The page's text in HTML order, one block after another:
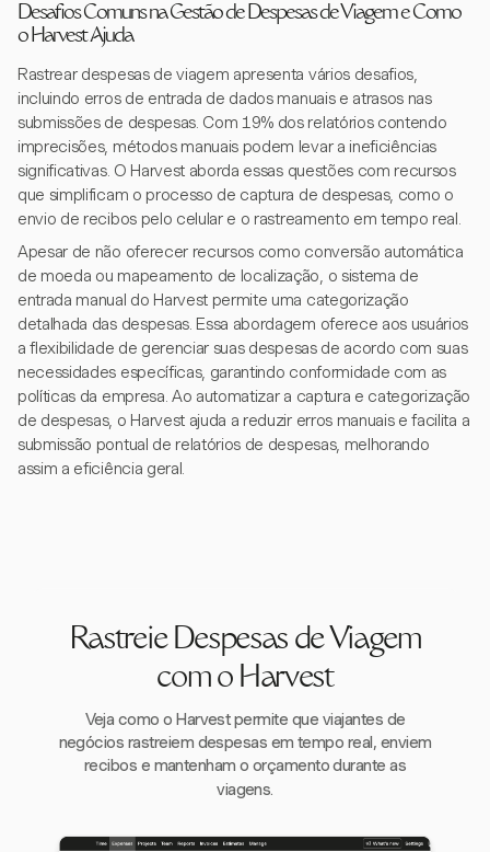
Desafios Comuns na Gestão de Despesas de Viagem e Como
o Harvest Ajuda
Rastrear despesas de viagem apresenta vários desafios,
incluindo erros de entrada de dados manuais e atrasos nas
submissões de despesas. Com 19% dos relatórios contendo
imprecisões, métodos manuais podem levar a ineficiências
significativas. O Harvest aborda essas questões com recursos
que simplificam o processo de captura de despesas, como o
envio de recibos pelo celular e o rastreamento em tempo real.
Apesar de não oferecer recursos como conversão automática
de moeda ou mapeamento de localização, o sistema de
entrada manual do Harvest permite uma categorização
detalhada das despesas. Essa abordagem oferece aos usuários
a flexibilidade de gerenciar suas despesas de acordo com suas
necessidades específicas, garantindo conformidade com as
políticas da empresa. Ao automatizar a captura e categorização
de despesas, o Harvest ajuda a reduzir erros manuais e facilita a
submissão pontual de relatórios de despesas, melhorando
assim a eficiência geral.
Rastreie Despesas de Viagem
com o Harvest
Veja como o Harvest permite que viajantes de
negócios rastreiem despesas em tempo real, enviem
recibos e mantenham o orçamento durante as
viagens.